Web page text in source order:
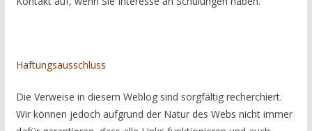
Haftungsausschluss
Die Verweise in diesem Weblog sind sorgfältig recherchiert.
Wir können jedoch aufgrund der Natur des Webs nicht immer